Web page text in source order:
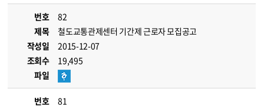
번호
82
제목
철도교통관제센터 기간제 근로자 모집공고
작성일
2015-12-07
조회수
19,495
파일
번호
81